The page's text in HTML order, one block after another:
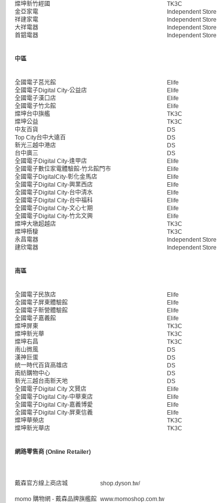
燦坤新竹經國
TK3C
金亞家電
Independent Store
祥建家電
Independent Store
大祥電器
Independent Store
首錩電器
Independent Store
中區
全國電子莒光館
Elife
全國電子Digital City-公益店
Elife
全國電子漢口店
Elife
全國電子竹北館
Elife
燦坤台中旗艦
TK3C
燦坤公益
TK3C
中友百貨
DS
Top City台中大遠百
DS
新光三越中港店
DS
台中廣三
DS
全國電子Digital City-逢甲店
Elife
全國電子數位家電體驗館-竹北館門市
Elife
全國電子DigitalCity-彰化金馬店
Elife
全國電子Digital City-興業西店
Elife
全國電子Digital City-台中清水
Elife
全國電子Digital City-台中福科
Elife
全國電子Digital City-文心七期
Elife
全國電子Digital City-竹北文興
Elife
燦坤大墩超越店
TK3C
燦坤梧棲
TK3C
永昌電器
Independent Store
建欣電器
Independent Store
南區
全國電子民族店
Elife
全國電子屏東體驗館
Elife
全國電子新營體驗館
Elife
全國電子嘉義館
Elife
燦坤屏東
TK3C
燦坤新光華
TK3C
燦坤右昌
TK3C
南山微風
DS
漢神巨蛋
DS
統一時代百貨高雄店
DS
南紡購物中心
DS
新光三越台南新天地
DS
全國電子Digital City 文賢店
Elife
全國電子Digital City-中華東店
Elife
全國電子Digital City-嘉義博愛
Elife
全國電子Digital City-屏東信義
Elife
燦坤華榮店
TK3C
燦坤新光華店
TK3C
網路零售商 (Online Retailer)
戴森官方線上商店城 shop.dyson.tw/
momo 購物網 - 戴森品牌旗艦館 www.momoshop.com.tw